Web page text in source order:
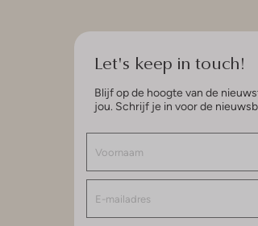
Let's keep in touch!
Blijf op de hoogte van de
jou. Schrijf je in voor de